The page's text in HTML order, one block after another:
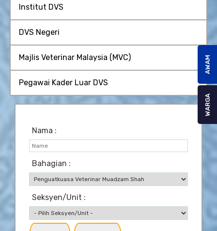
Institut DVS
DVS Negeri
Majlis Veterinar Malaysia (MVC)
Pegawai Kader Luar DVS
Nama :
Bahagian :
Seksyen/Unit :
AWAM
WARGA